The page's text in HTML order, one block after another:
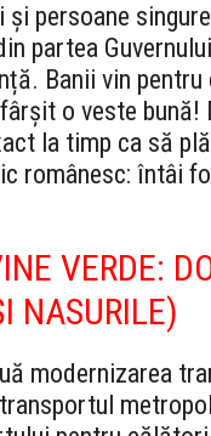
persoane
partea
Banii vin
o veste bună!
la timp ca să
românesc: întâi
VERDE:
NASURILE)
modernizarea